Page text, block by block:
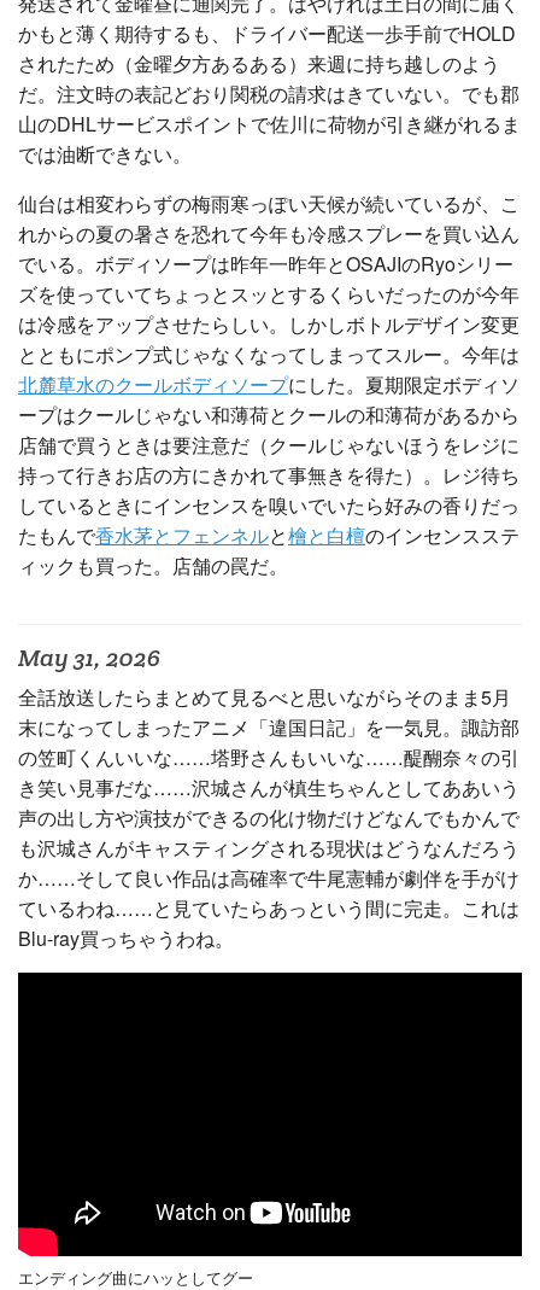
かもと薄く期待するも、ドライバー配送一歩手前でHOLD
されたため（金曜夕方あるある）来週に持ち越しのよう
だ。注文時の表記どおり関税の請求はきていない。でも郡
山のDHLサービスポイントで佐川に荷物が引き継がれるま
では油断できない。
仙台は相変わらずの梅雨寒っぽい天候が続いているが、こ
れからの夏の暑さを恐れて今年も冷感スプレーを買い込ん
でいる。ボディソープは昨年一昨年とOSAJIのRyoシリー
ズを使っていてちょっとスッとするくらいだったのが今年
は冷感をアップさせたらしい。しかしボトルデザイン変更
とともにポンプ式じゃなくなってしまってスルー。今年は
北麓草水のクールボディソープにした。夏期限定ボディソ
ープはクールじゃない和薄荷とクールの和薄荷があるから
店舗で買うときは要注意だ（クールじゃないほうをレジに
持って行きお店の方にきかれて事無きを得た）。レジ待ち
しているときにインセンスを嗅いでいたら好みの香りだっ
たもんで香水茅とフェンネルと檜と白檀のインセンスステ
ィックも買った。店舗の罠だ。
May 31, 2026
全話放送したらまとめて見るべと思いながらそのまま5月
末になってしまったアニメ「違国日記」を一気見。諏訪部
の笠町くんいいな……塔野さんもいいな……醍醐奈々の引
き笑い見事だな……沢城さんが槙生ちゃんとしてああいう
声の出し方や演技ができるの化け物だけどなんでもかんで
も沢城さんがキャスティングされる現状はどうなんだろう
か……そして良い作品は高確率で牛尾憲輔が劇伴を手がけ
ているわね……と見ていたらあっという間に完走。これは
Blu-ray買っちゃうわね。
エンディング曲にハッとしてグー